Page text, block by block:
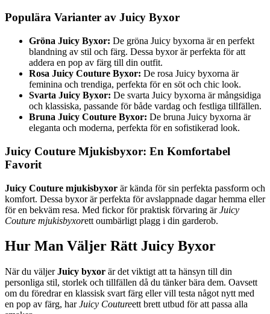
Populära Varianter av Juicy Byxor
Gröna Juicy Byxor: De gröna Juicy byxorna är en perfekt
blandning av stil och färg. Dessa byxor är perfekta för att
addera en pop av färg till din outfit.
Rosa Juicy Couture Byxor: De rosa Juicy byxorna är
feminina och trendiga, perfekta för en söt och chic look.
Svarta Juicy Byxor: De svarta Juicy byxorna är mångsidiga
och klassiska, passande för både vardag och festliga tillfällen.
Bruna Juicy Couture Byxor: De bruna Juicy byxorna är
eleganta och moderna, perfekta för en sofistikerad look.
Juicy Couture Mjukisbyxor: En Komfortabel
Favorit
Juicy Couture mjukisbyxor är kända för sin perfekta passform och
komfort. Dessa byxor är perfekta för avslappnade dagar hemma eller
för en bekväm resa. Med fickor för praktisk förvaring ärJuicy
Couture mjukisbyxorett oumbärligt plagg i din garderob.
Hur Man Väljer Rätt Juicy Byxor
När du väljerJuicy byxor är det viktigt att ta hänsyn till din
personliga stil, storlek och tillfällen då du tänker bära dem. Oavsett
om du föredrar en klassisk svart färg eller vill testa något nytt med
en pop av färg, harJuicy Coutureett brett utbud för att passa alla